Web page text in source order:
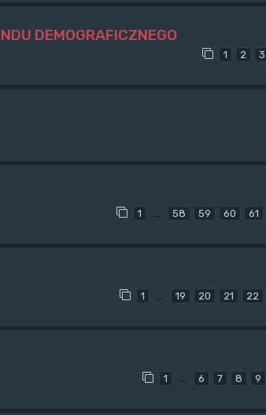
DEMOGRAFICZNEGO
1 2 3
1 … 58 59 60 61
1 … 19 20 21 22
1 … 6 7 8 9